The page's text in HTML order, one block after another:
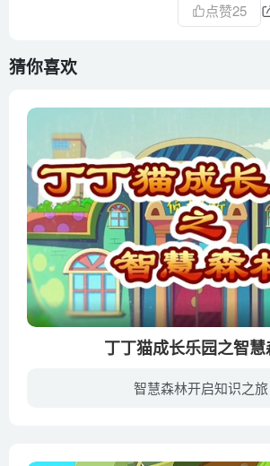
点赞25
猜你喜欢
丁丁猫成长乐园之智
智慧森林开启知识之旅